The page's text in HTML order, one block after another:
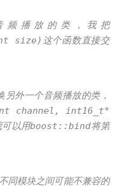
频播放的类，我把
这个函数直接交
外一个音频播放的类，
channel, int16_t*
以用boost::bind将第
模块之间可能不兼容的